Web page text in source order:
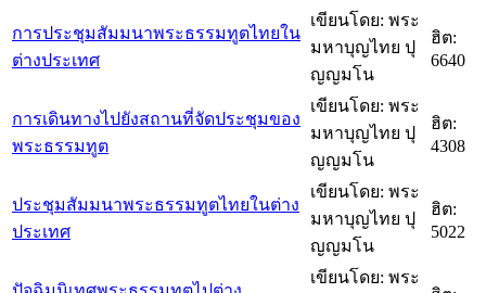
การประชุมสัมมนาพระธรรมทูตไทยใน
ต่างประเทศ
เขียนโดย: พระ
มหาบุญไทย ปุ
ญญมโน
ฮิต:
6640
การเดินทางไปยังสถานที่จัดประชุมของ
พระธรรมทูต
เขียนโดย: พระ
มหาบุญไทย ปุ
ญญมโน
ฮิต:
4308
ประชุมสัมมนาพระธรรมทูตไทยในต่าง
ประเทศ
เขียนโดย: พระ
มหาบุญไทย ปุ
ญญมโน
ฮิต:
5022
เขียนโดย: พระ